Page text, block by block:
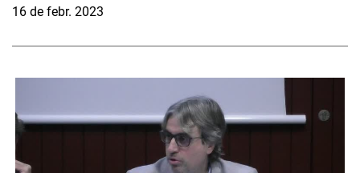
16 de febr. 2023